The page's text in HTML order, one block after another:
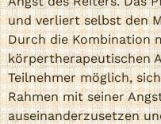
und verliert selbst den
Durch die Kombination
körpertherapeutischen
Teilnehmer möglich,
Rahmen mit seiner
auseinanderzusetzen